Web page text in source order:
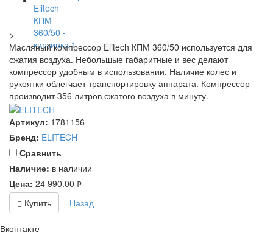
>
Масляный компрессор Elitech КПМ 360/50 используется для
сжатия воздуха. Небольшые габаритные и вес делают
компрессор удобным в использовании. Наличие колес и
рукоятки облегчает транспортировку аппарата. Компрессор
производит 356 литров сжатого воздуха в минуту.
Артикул: 1781156
Бренд: ELITECH
Cравнить
Наличие: в наличии
Цена: 24 990.00 руб.
Купить Назад
Вконтакте